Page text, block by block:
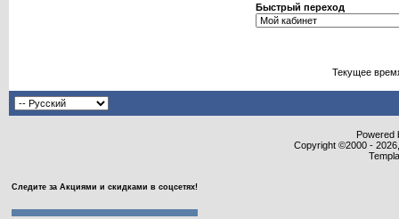
Быстрый переход
Текущее
Powered
Copyright ©2000 -
Следите за Акциями и скидками в соцсетях!